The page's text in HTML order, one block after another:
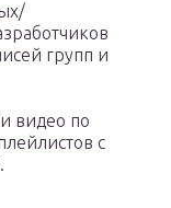
групп и
видео по
с